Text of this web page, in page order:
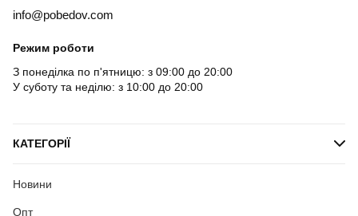
info@pobedov.com
Режим роботи
З понеділка по п'ятницю: з 09:00 до 20:00
У суботу та неділю: з 10:00 до 20:00
КАТЕГОРІЇ
Новини
Опт